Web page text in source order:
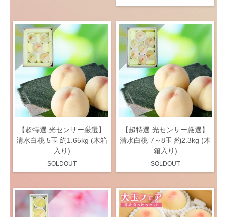
【超特選 光センサー厳選】
清水白桃 5玉 約1.65kg (木箱
入り)
SOLDOUT
【超特選 光センサー厳選】
清水白桃 7～8玉 約2.3kg (木
箱入り)
SOLDOUT